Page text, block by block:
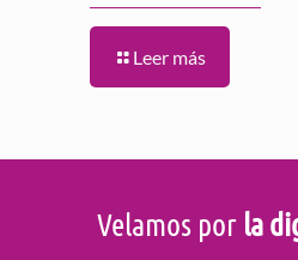
Leer más
Velamos por la